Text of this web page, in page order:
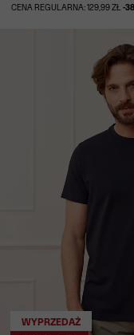
CENA REGULARNA: 129,99 ZŁ-
WYPRZEDAŻ